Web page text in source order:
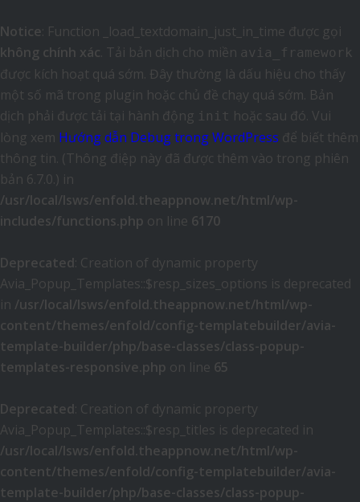
Notice: Function _load_textdomain_just_in_time được gọi
không chính xác. Tải bản dịch cho miền avia_framework
được kích hoạt quá sớm. Đây thường là dấu hiệu cho thấy
một số mã trong plugin hoặc chủ đề chạy quá sớm. Bản
dịch phải được tải tại hành động init hoặc sau đó. Vui
lòng xem Hướng dẫn Debug trong WordPress để biết thêm
thông tin. (Thông điệp này đã được thêm vào trong phiên
bản 6.7.0.) in
/usr/local/lsws/enfold.theappnow.net/html/wp-
includes/functions.php on line 6170
Deprecated: Creation of dynamic property
Avia_Popup_Templates::$resp_sizes_options is deprecated
in /usr/local/lsws/enfold.theappnow.net/html/wp-
content/themes/enfold/config-templatebuilder/avia-
template-builder/php/base-classes/class-popup-
templates-responsive.php on line 65
Deprecated: Creation of dynamic property
Avia_Popup_Templates::$resp_titles is deprecated in
/usr/local/lsws/enfold.theappnow.net/html/wp-
content/themes/enfold/config-templatebuilder/avia-
template-builder/php/base-classes/class-popup-